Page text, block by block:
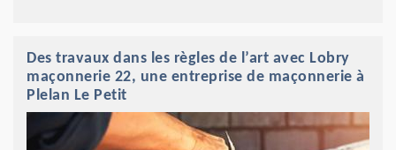
Des travaux dans les règles de l’art avec Lobry
maçonnerie 22, une entreprise de maçonnerie à
Plelan Le Petit